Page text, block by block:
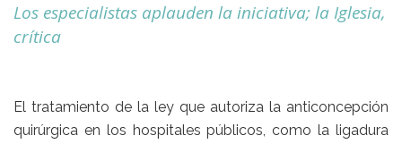
Los especialistas aplauden la iniciativa; la Iglesia,
crítica
El tratamiento de la ley que autoriza la anticoncepción
quirúrgica en los hospitales públicos, como la ligadura